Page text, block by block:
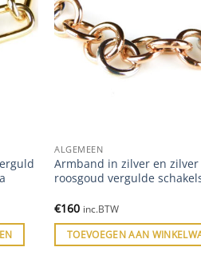
ALGEMEEN
Armband in zilver en zilver
roosgoud vergulde
€160 inc.BTW
TOEVOEGEN AAN